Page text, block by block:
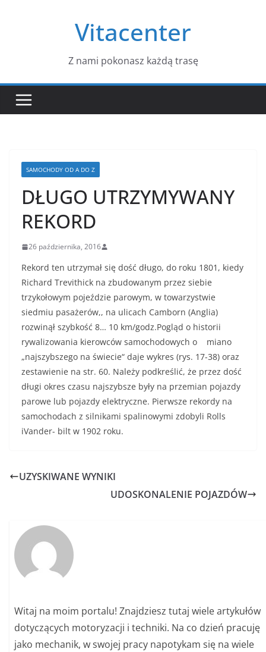
Vitacenter
Z nami pokonasz każdą trasę
SAMOCHODY OD A DO Z
DŁUGO UTRZYMYWANY
REKORD
26 października, 2016
Rekord ten utrzymał się dość długo, do roku 1801, kiedy
Richard Trevithick na zbudowanym przez siebie
trzykołowym pojeździe parowym, w towarzy­stwie
siedmiu pasażerów,, na ulicach Camborn (Anglia)
rozwinął szybkość 8… 10 km/godz.Pogląd o historii
rywalizowania kierowców samochodowych o miano
„najszybszego na świecie“ daje wykres (rys. 17-38) oraz
zestawienie na str. 60. Należy podkreślić, że przez dość
długi okres czasu najszybsze były na przemian pojazdy
parowe lub pojazdy elektryczne. Pierwsze rekordy na
sa­mochodach z silnikami spalinowymi zdobyli Rolls
iVander- bilt w 1902 roku.
UZYSKIWANE WYNIKI
UDOSKONALENIE POJAZDÓW
Witaj na moim portalu! Znajdziesz tutaj wiele artykułów
dotyczących motoryzacji i techniki. Na co dzień pracuję
jako mechanik, w swojej pracy napotykam się na wiele